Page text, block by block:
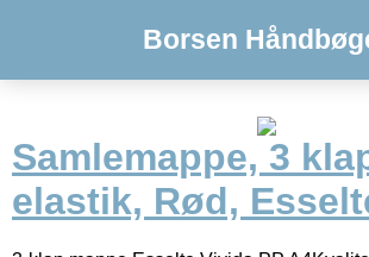
Borsen
Samlemappe, 3
elastik, Rød,